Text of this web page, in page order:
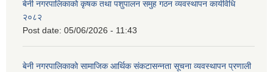
बेनी नगरपालिकाको कृषक तथा पशुपालन समुह गठन व्यवस्थापन कार्यविधि
२०८२
Post date: 05/06/2026 - 11:43
बेनी नगरपालिकाको सामाजिक आर्थिक संकटासन्नता सूचना व्यवस्थापन प्रणाली